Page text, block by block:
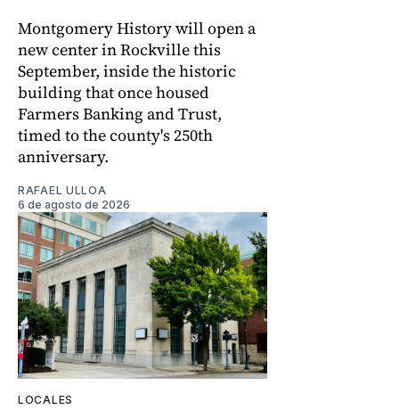
Montgomery History will open a
new center in Rockville this
September, inside the historic
building that once housed
Farmers Banking and Trust,
timed to the county's 250th
anniversary.
RAFAEL ULLOA
6 de agosto de 2026
LOCALES